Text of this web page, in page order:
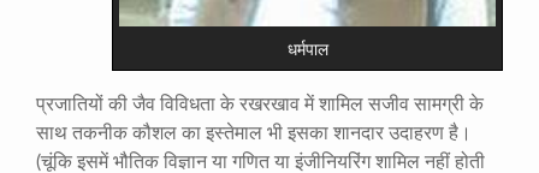
धर्मपाल
प्रजातियों की जैव विविधता के रखरखाव में शामिल सजीव सामग्री के
साथ तकनीक कौशल का इस्तेमाल भी इसका शानदार उदाहरण है।
(चूंकि इसमें भौतिक विज्ञान या गणित या इंजीनियरिंग शामिल नहीं होती